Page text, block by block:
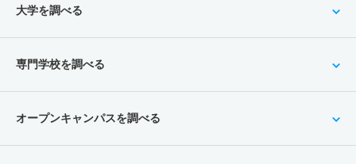
大学を調べる
専門学校を調べる
オープンキャンパスを調べる